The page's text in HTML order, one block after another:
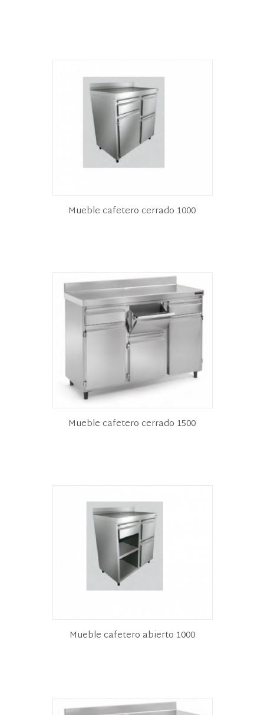
Mueble cafetero cerrado 1000
Mueble cafetero cerrado 1500
Mueble cafetero abierto 1000